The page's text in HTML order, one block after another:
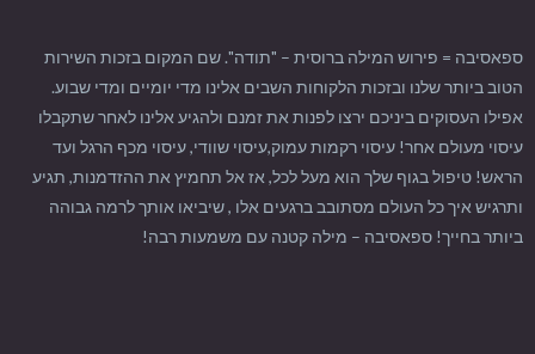
ספאסיבה = פירוש המילה ברוסית – "תודה". שם המקום בזכות השירות
הטוב ביותר שלנו ובזכות הלקוחות השבים אלינו מדי יומיים ומדי שבוע.
אפילו העסוקים ביניכם ירצו לפנות את זמנם ולהגיע אלינו לאחר שתקבלו
עיסוי מעולם אחר! עיסוי רקמות עמוק,עיסוי שוודי, עיסוי מכף הרגל ועד
הראש! טיפול בגוף שלך הוא מעל לכל, אז אל תחמיץ את ההזדמנות, תגיע
ותרגיש איך כל העולם מסתובב ברגעים אלו , שיביאו אותך לרמה גבוהה
ביותר בחייך! ספאסיבה – מילה קטנה עם משמעות רבה!